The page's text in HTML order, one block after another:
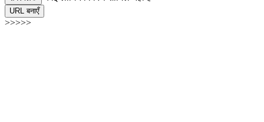
URL बनाएँ
>>>>>